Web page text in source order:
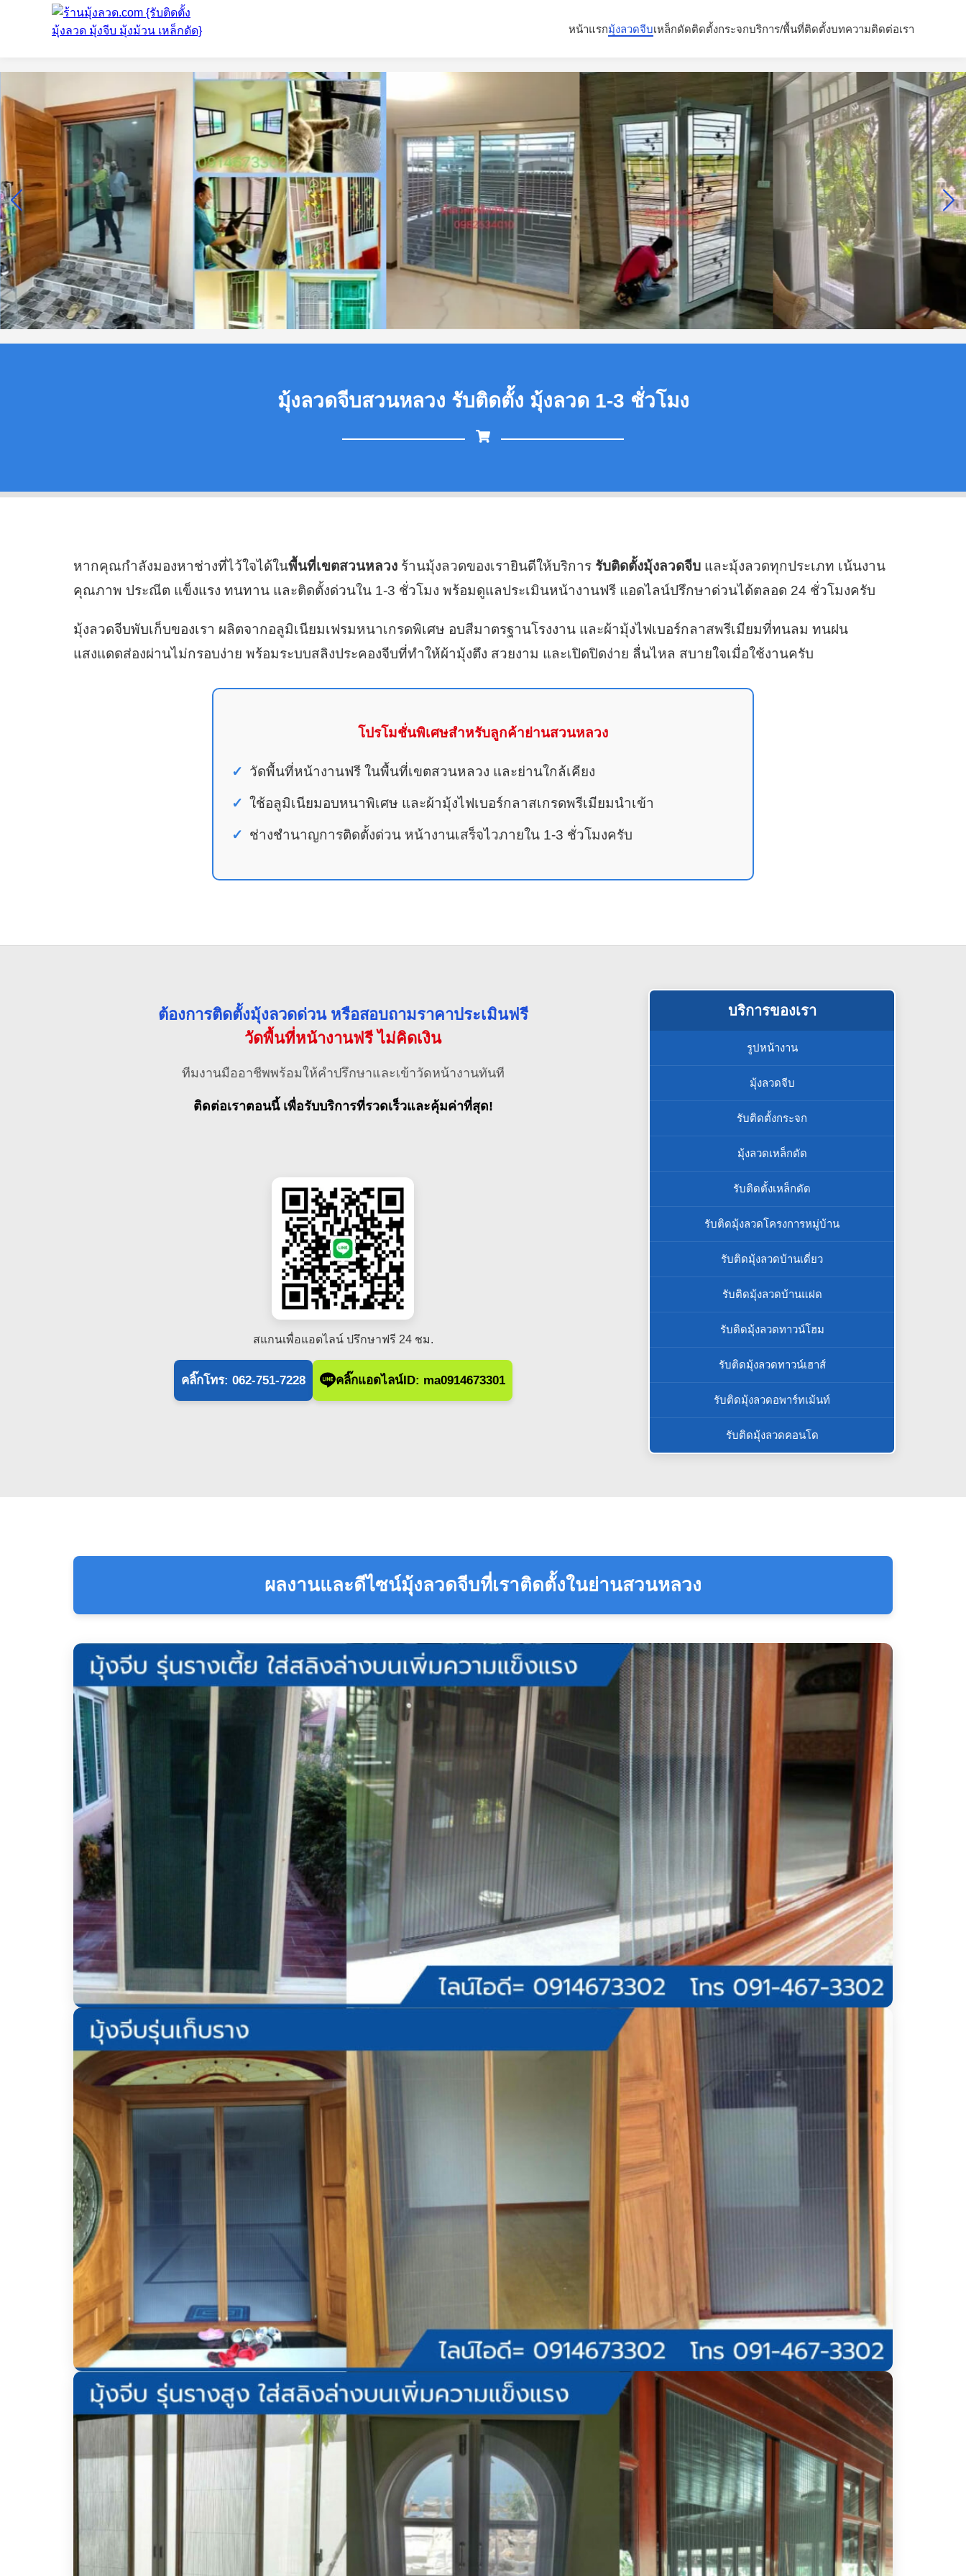
หน้าแรกมุ้งลวดจีบเหล็กดัดติดตั้งกระจกบริการ/พื้นที่ติดตั้งบทความติดต่อเรา
มุ้งลวดจีบสวนหลวง รับติดตั้ง มุ้งลวด 1-3 ชั่วโมง
หากคุณกำลังมองหาช่างที่ไว้ใจได้ในพื้นที่เขตสวนหลวง ร้านมุ้งลวดของเรายินดีให้บริการ รับติดตั้งมุ้งลวดจีบ และมุ้งลวดทุกประเภท เน้นงาน
คุณภาพ ประณีต แข็งแรง ทนทาน และติดตั้งด่วนใน 1-3 ชั่วโมง พร้อมดูแลประเมินหน้างานฟรี แอดไลน์ปรึกษาด่วนได้ตลอด 24 ชั่วโมงครับ
มุ้งลวดจีบพับเก็บของเรา ผลิตจากอลูมิเนียมเฟรมหนาเกรดพิเศษ อบสีมาตรฐานโรงงาน และผ้ามุ้งไฟเบอร์กลาสพรีเมียมที่ทนลม ทนฝน
แสงแดดส่องผ่านไม่กรอบง่าย พร้อมระบบสลิงประคองจีบที่ทำให้ผ้ามุ้งตึง สวยงาม และเปิดปิดง่าย ลื่นไหล สบายใจเมื่อใช้งานครับ
โปรโมชั่นพิเศษสำหรับลูกค้าย่านสวนหลวง
วัดพื้นที่หน้างานฟรี ในพื้นที่เขตสวนหลวง และย่านใกล้เคียง
ใช้อลูมิเนียมอบหนาพิเศษ และผ้ามุ้งไฟเบอร์กลาสเกรดพรีเมียมนำเข้า
ช่างชำนาญการติดตั้งด่วน หน้างานเสร็จไวภายใน 1-3 ชั่วโมงครับ
ต้องการติดตั้งมุ้งลวดด่วน หรือสอบถามราคาประเมินฟรี
วัดพื้นที่หน้างานฟรี ไม่คิดเงิน
ทีมงานมืออาชีพพร้อมให้คำปรึกษาและเข้าวัดหน้างานทันที
ติดต่อเราตอนนี้ เพื่อรับบริการที่รวดเร็วและคุ้มค่าที่สุด!
สแกนเพื่อแอดไลน์ ปรึกษาฟรี 24 ชม.
คลิ๊กโทร: 062-751-7228 คลิ๊กแอดไลน์ID: ma0914673301
บริการของเรา
รูปหน้างาน
มุ้งลวดจีบ
รับติดตั้งกระจก
มุ้งลวดเหล็กดัด
รับติดตั้งเหล็กดัด
รับติดมุ้งลวดโครงการหมู่บ้าน
รับติดมุ้งลวดบ้านเดี่ยว
รับติดมุ้งลวดบ้านแฝด
รับติดมุ้งลวดทาวน์โฮม
รับติดมุ้งลวดทาวน์เฮาส์
รับติดมุ้งลวดอพาร์ทเม้นท์
รับติดมุ้งลวดคอนโด
ผลงานและดีไซน์มุ้งลวดจีบที่เราติดตั้งในย่านสวนหลวง